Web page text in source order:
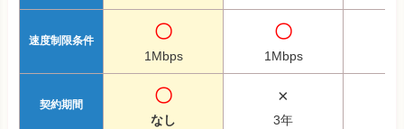
速度制限条件 〇
1Mbps
〇
1Mbps
契約期間 〇
なし
×
3年